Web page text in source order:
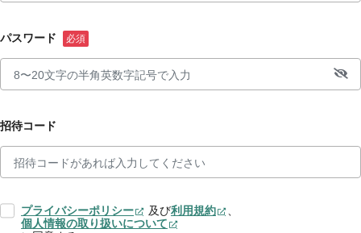
パスワード
招待コード
プライバシーポリシー 及び利用規約
、
個人情報の取り扱いについて